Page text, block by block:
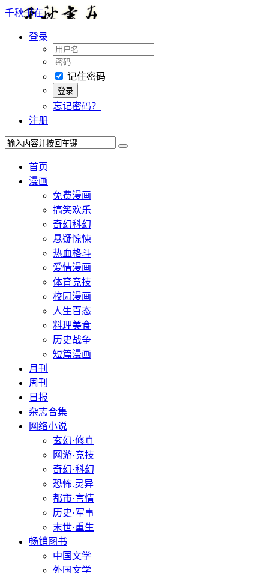
千秋书在
登录
记住密码
忘记密码？
注册
首页
漫画
免费漫画
搞笑欢乐
奇幻科幻
悬疑惊悚
热血格斗
爱情漫画
体育竞技
校园漫画
人生百态
料理美食
历史战争
短篇漫画
月刊
周刊
日报
杂志合集
网络小说
玄幻·修真
网游·竞技
奇幻·科幻
恐怖.灵异
都市·言情
历史·军事
末世·重生
畅销图书
中国文学
外国文学